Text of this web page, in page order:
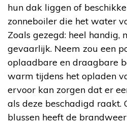
hun dak liggen of
zonneboiler die het water
Zoals gezegd: heel handig,
gevaarlijk. Neem zou een
oplaadbare en draagbare
warm tijdens het opladen
ervoor kan zorgen dat er
als deze beschadigd raakt.
blussen heeft de